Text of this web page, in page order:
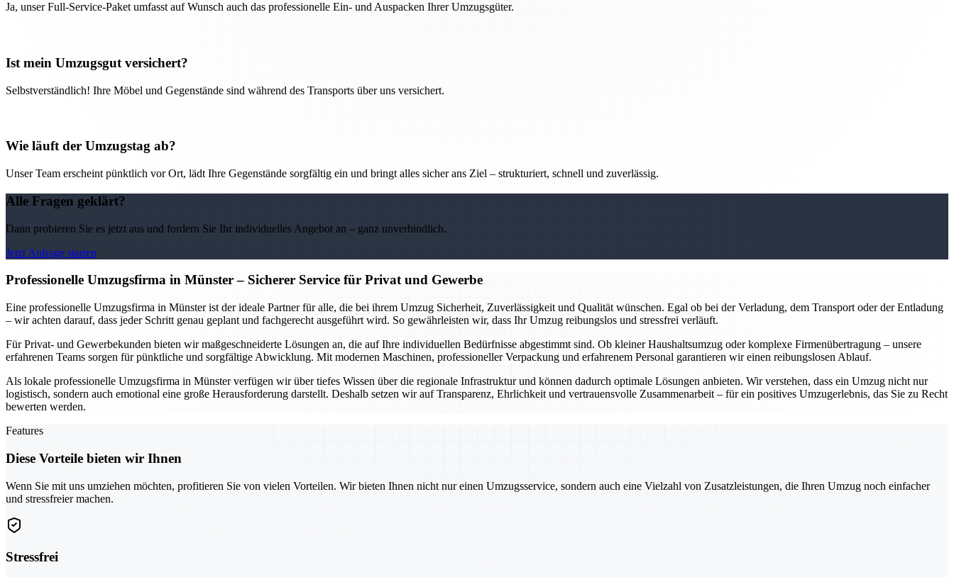
Ja, unser Full-Service-Paket umfasst auf Wunsch auch das professionelle Ein- und Auspacken Ihrer Umzugsgüter.
Ist mein Umzugsgut versichert?
Selbstverständlich! Ihre Möbel und Gegenstände sind während des Transports über uns versichert.
Wie läuft der Umzugstag ab?
Unser Team erscheint pünktlich vor Ort, lädt Ihre Gegenstände sorgfältig ein und bringt alles sicher ans Ziel – strukturiert, schnell und zuverlässig.
Alle Fragen geklärt?
Dann probieren Sie es jetzt aus und fordern Sie Ihr individuelles Angebot an – ganz unverbindlich.
Jetzt Anfrage starten
Professionelle Umzugsfirma in Münster – Sicherer Service für Privat und Gewerbe
Eine professionelle Umzugsfirma in Münster ist der ideale Partner für alle, die bei ihrem Umzug Sicherheit, Zuverlässigkeit und Qualität wünschen. Egal ob bei der Verladung, dem Transport oder der Entladung
– wir achten darauf, dass jeder Schritt genau geplant und fachgerecht ausgeführt wird. So gewährleisten wir, dass Ihr Umzug reibungslos und stressfrei verläuft.
Für Privat- und Gewerbekunden bieten wir maßgeschneiderte Lösungen an, die auf Ihre individuellen Bedürfnisse abgestimmt sind. Ob kleiner Haushaltsumzug oder komplexe Firmenübertragung – unsere
erfahrenen Teams sorgen für pünktliche und sorgfältige Abwicklung. Mit modernen Maschinen, professioneller Verpackung und erfahrenem Personal garantieren wir einen reibungslosen Ablauf.
Als lokale professionelle Umzugsfirma in Münster verfügen wir über tiefes Wissen über die regionale Infrastruktur und können dadurch optimale Lösungen anbieten. Wir verstehen, dass ein Umzug nicht nur
logistisch, sondern auch emotional eine große Herausforderung darstellt. Deshalb setzen wir auf Transparenz, Ehrlichkeit und vertrauensvolle Zusammenarbeit – für ein positives Umzugerlebnis, das Sie zu Recht
bewerten werden.
Features
Diese Vorteile bieten wir Ihnen
Wenn Sie mit uns umziehen möchten, profitieren Sie von vielen Vorteilen. Wir bieten Ihnen nicht nur einen Umzugsservice, sondern auch eine Vielzahl von Zusatzleistungen, die Ihren Umzug noch einfacher
und stressfreier machen.
Stressfrei